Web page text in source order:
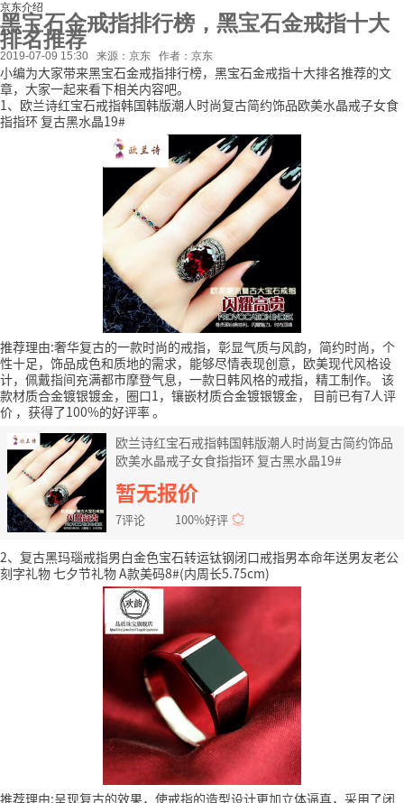
京东介绍
黑宝石金戒指排行榜，黑宝石金戒指十大
排名推荐
2019-07-09 15:30 来源：京东 作者：京东
小编为大家带来黑宝石金戒指排行榜，黑宝石金戒指十大排名推荐的文
章，大家一起来看下相关内容吧。
1、欧兰诗红宝石戒指韩国韩版潮人时尚复古简约饰品欧美水晶戒子女食
指指环 复古黑水晶19#
推荐理由:奢华复古的一款时尚的戒指，彰显气质与风韵，简约时尚，个
性十足，饰品成色和质地的需求，能够尽情表现创意，欧美现代风格设
计，佩戴指间充满都市摩登气息，一款日韩风格的戒指，精工制作。 该
款材质合金镀银镀金，圈口1，镶嵌材质合金镀银镀金，
目前已有7人评
价 ，获得了100%的好评率。
欧兰诗红宝石戒指韩国韩版潮人时尚复古简约饰品
欧美水晶戒子女食指指环 复古黑水晶19#
暂无报价
7评论 100%好评
2、复古黑玛瑙戒指男白金色宝石转运钛钢闭口戒指男本命年送男友老公
刻字礼物 七夕节礼物 A款美码8#(内周长5.75cm)
推荐理由:呈现复古的效果，使戒指的造型设计更加立体逼真，采用了闭